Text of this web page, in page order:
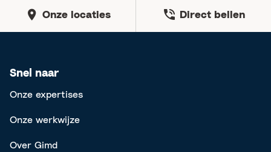
Onze locaties Direct bellen
Snel naar
Onze expertises
Onze werkwijze
Over Gimd